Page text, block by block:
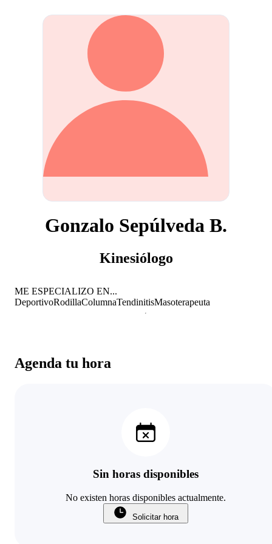
Gonzalo Sepúlveda B.
Kinesiólogo
Agenda tu hora
Sin horas disponibles
No existen horas disponibles actualmente.
Solicitar hora
ME ESPECIALIZO EN...
DeportivoRodillaColumnaTendinitisMasoterapeuta